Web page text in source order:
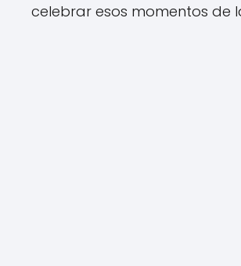
celebrar esos momentos de